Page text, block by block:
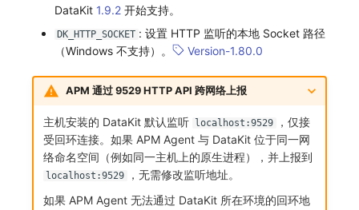
DataKit 1.9.2开始支持。
DK_HTTP_SOCKET : 设置 HTTP 监听的本地 Socket 路径
（Windows 不支持）。
Version-1.80.0
APM 通过 9529 HTTP API 跨网络上报
主机安装的 DataKit 默认监听 localhost:9529
，仅接
受回环连接。如果 APM Agent 与 DataKit 位于同一网
络命名空间（例如同一主机上的原生进程），并上报到
localhost:9529
，无需修改监听地址。
如果 APM Agent 无法通过 DataKit 所在环境的回环地